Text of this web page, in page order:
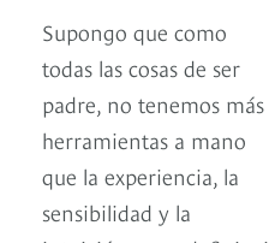
Supongo que como
todas las cosas de ser
padre, no tenemos más
herramientas a mano
que la experiencia, la
sensibilidad y la